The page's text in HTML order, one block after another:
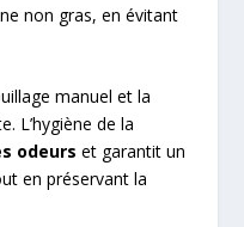
non gras, en évitant
manuel et la
L’hygiène de la
odeurs et garantit un
en préservant la